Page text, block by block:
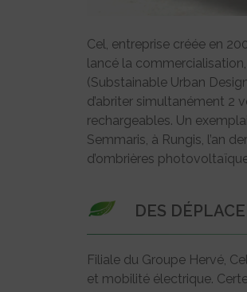
Cel, entreprise créée en
lancé la
(Substainable Urban
d’abriter simultanément 2
rechargeables. Un
Semmaris, à Rungis, l’an
d’ombrières
DES
Filiale du Groupe Hervé,
et mobilité électrique.